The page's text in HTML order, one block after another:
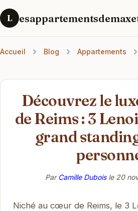
L
Accueil Blog Appartements
Découvrez le
de Reims : 3
grand
ParCamille Duboisle 20
Niché au cœur de Reims, le 3